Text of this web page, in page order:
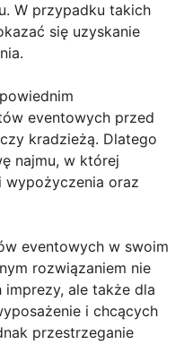
W przypadku takich
się uzyskanie
eventowych przed
kradzieżą. Dlatego
najmu, w której
wypożyczenia oraz
eventowych w swoim
rozwiązaniem nie
ale także dla
i chcących
przestrzeganie